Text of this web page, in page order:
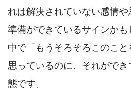
れは解決されていない感情や
準備ができているサインか
中で「もうそろそろこのこと
思っているのに、それがで
態です。